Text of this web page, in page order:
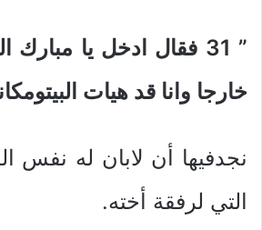
” 31
فقال ادخل يا مبارك
خارجا وانا قد هيات
نجدفيها أن لابان له نفس
التي لرفقة أخته.